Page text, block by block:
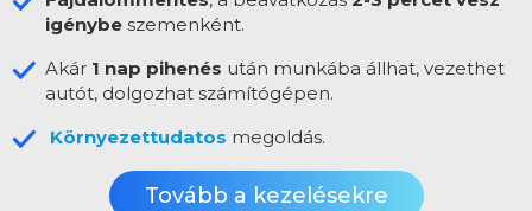
igénybe szemenként.
Akár 1 nap pihenés után munkába állhat, vezethet
autót, dolgozhat számítógépen.
Környezettudatos megoldás.
Tovább a kezelésekre